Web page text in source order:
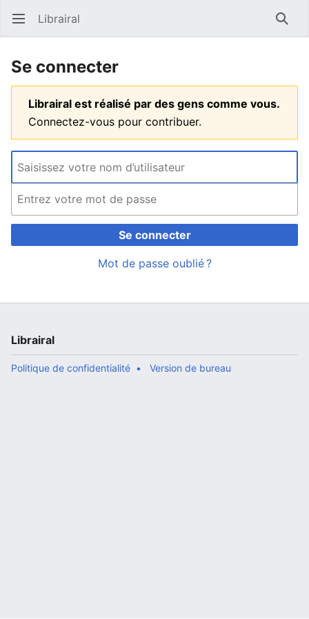
Ouvrir le menu principal Librairal
Se connecter
Librairal est réalisé par des gens comme vous.
Connectez-vous pour contribuer.
Se connecter
Mot de passe oublié ?
Librairal
Politique de confidentialité Version de bureau